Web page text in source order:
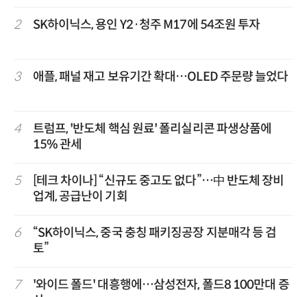
2 SK하이닉스, 용인 Y2·청주 M17에 54조원 투자
3 애플, 패널 재고 보유기간 확대…OLED 주문량 늘었다
4
트럼프, '반도체 핵심 원료' 폴리실리콘 파생상품에
15% 관세
5
[테크 차이나] “신규도 중고도 없다”…中 반도체 장비
업계, 공급난이 기회
6
“SK하이닉스, 중국 충칭 패키징공장 지분매각 등 검
토”
7
'와이드 폴드' 대흥행에…삼성전자, 폴드8 100만대 증